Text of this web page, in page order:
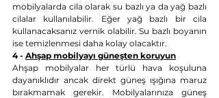
mobilyalarda cila olarak su bazlı ya da yağ bazlı
cilalar kullanılabilir. Eğer yağ bazlı bir cila
kullanacaksanız vernik olabilir. Su bazlı boyanın
ise temizlenmesi daha kolay olacaktır.
4 - Ahşap mobilyayı güneşten koruyun
Ahşap mobilyalar her türlü hava koşuluna
dayanıklıdır ancak direkt güneş ışığına maruz
bırakmamak gerekir. Mobilyalarınıza güneş